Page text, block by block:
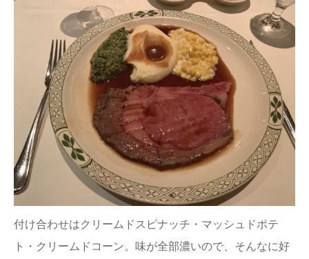
付け合わせはクリームドスピナッチ・マッシュドポテ
ト・クリームドコーン。味が全部濃いので、そんなに好